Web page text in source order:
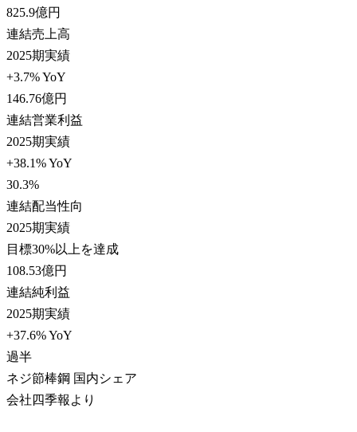
825.9億円
連結売上高
2025期実績
+3.7% YoY
146.76億円
連結営業利益
2025期実績
+38.1% YoY
30.3%
連結配当性向
2025期実績
目標30%以上を達成
108.53億円
連結純利益
2025期実績
+37.6% YoY
過半
ネジ節棒鋼 国内シェア
会社四季報より